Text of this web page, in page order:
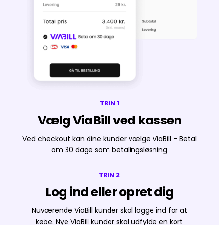
TRIN 1
Vælg ViaBill ved kassen
Ved checkout kan dine kunder vælge ViaBill – Betal
om 30 dage som betalingsløsning
TRIN 2
Log ind eller opret dig
Nuværende ViaBill kunder skal logge ind for at
købe. Nye ViaBill kunder skal udfylde en kort